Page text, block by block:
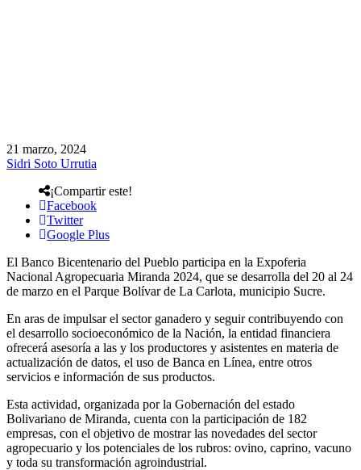
21 marzo, 2024
Sidri Soto Urrutia
¡Compartir este!
Facebook
Twitter
Google Plus
El Banco Bicentenario del Pueblo participa en la Expoferia
Nacional Agropecuaria Miranda 2024, que se desarrolla del 20 al 24
de marzo en el Parque Bolívar de La Carlota, municipio Sucre.
En aras de impulsar el sector ganadero y seguir contribuyendo con
el desarrollo socioeconómico de la Nación, la entidad financiera
ofrecerá asesoría a las y los productores y asistentes en materia de
actualización de datos, el uso de Banca en Línea, entre otros
servicios e información de sus productos.
Esta actividad, organizada por la Gobernación del estado
Bolivariano de Miranda, cuenta con la participación de 182
empresas, con el objetivo de mostrar las novedades del sector
agropecuario y los potenciales de los rubros: ovino, caprino, vacuno
y toda su transformación agroindustrial.